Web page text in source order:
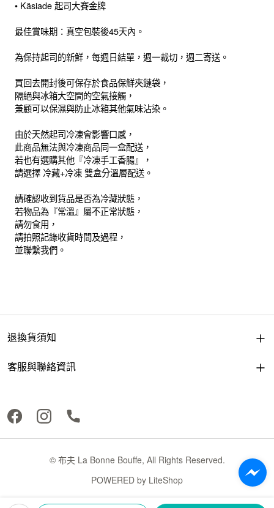
• Käsiade 起司大賽金牌
最佳賞味期：真空包裝後45天內。
為保持起司的新鮮，每週日結單，週一裁切，週二寄送。
買回去開封後可保存於食品保鮮夾鏈袋，
隔絕與冰箱大空間的空氣接觸，
兼顧可以保濕與防止冰箱其他氣味沾染。
由於天然起司冷凍會影響口感，
此商品無法與冷凍商品同一盒配送，
若也有選購其他『冷凍手工香腸』，
請選擇 冷藏+冷凍 雙盒分溫層配送。
請確認收到貨品是否為冷藏狀態，
若物品為『常溫』屬不正常狀態，
請勿食用，
請拍照記錄收貨時間及過程，
並聯繫我們。
退換貨須知
客服與聯絡資訊
© 布夫 La Bonne Bouffe, All Rights Reserved.
POWERED by LiteShop